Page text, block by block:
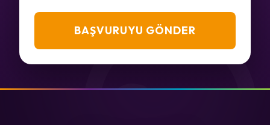
BAŞVURUYU GÖNDER